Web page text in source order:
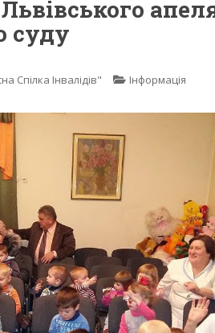
суду
Спілка Інвалідів" Інформація